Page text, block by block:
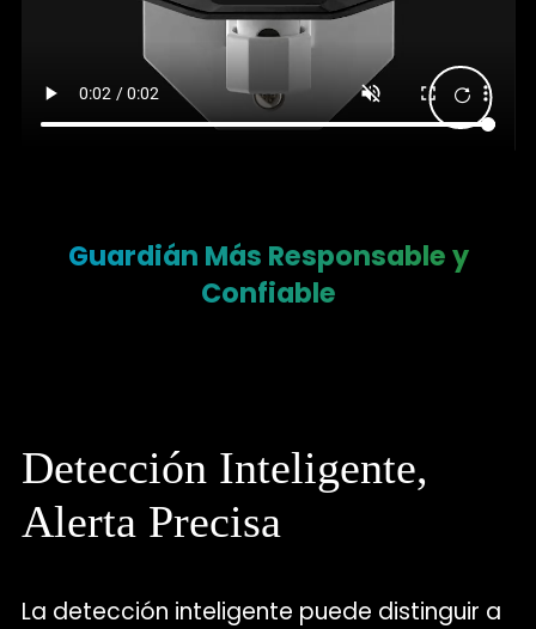
Guardián Más Responsable y
Confiable
Detección Inteligente,
Alerta Precisa
La detección inteligente puede distinguir a